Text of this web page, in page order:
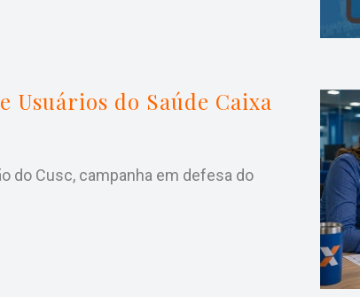
Usuários do Saúde Caixa
do Cusc, campanha em defesa do